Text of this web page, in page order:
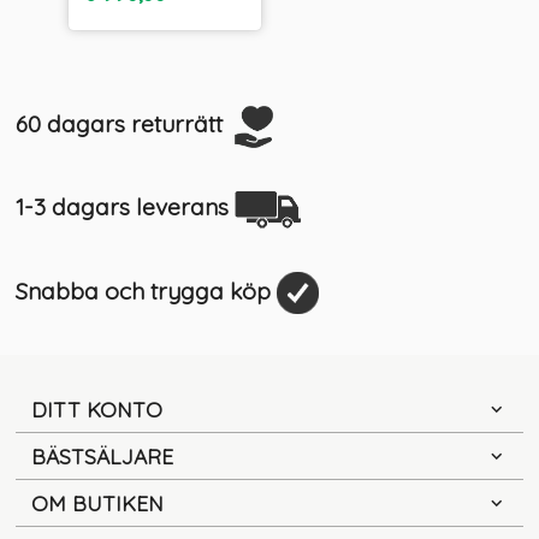
60 dagars returrätt
1-3 dagars leverans
Snabba och trygga köp
DITT KONTO
BÄSTSÄLJARE
OM BUTIKEN